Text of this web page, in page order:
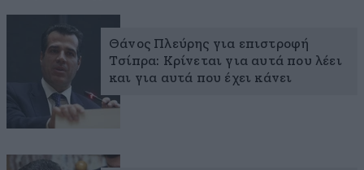
Θάνος Πλεύρης για επιστροφή
Τσίπρα: Κρίνεται για αυτά που λέει
και για αυτά που έχει κάνει